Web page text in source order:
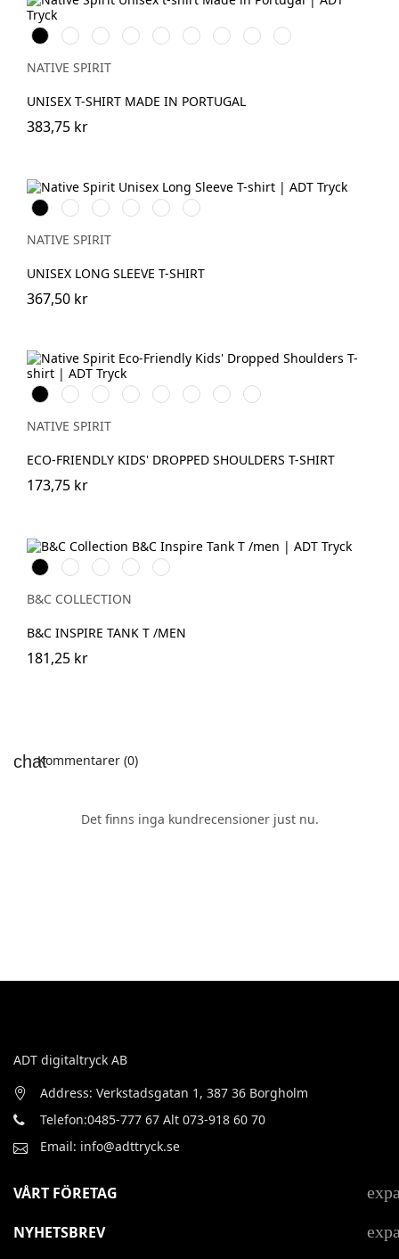
Svart Vit
Navy
Blue
Poppy
Red
Celadon
Green
Amethyst
Blue
Arctic
Blue
Sun
Yellow
Pomelo
NATIVE SPIRIT
UNISEX T-SHIRT MADE IN PORTUGAL
383,75 kr
Svart Vit
Dark
Cherry
Organic
Khaki
Navy
Blue
Dark
Camel
NATIVE SPIRIT
UNISEX LONG SLEEVE T-SHIRT
367,50 kr
Svart Vit Ivory Organic
Khaki
Peacock
Green
Wet
Sand
Navy
Blue
Antique
Rose
NATIVE SPIRIT
ECO-FRIENDLY KIDS' DROPPED SHOULDERS T-SHIRT
173,75 kr
Svart WhiteCobalt
Blue
Sport
Grey
Fire
Red
B&C COLLECTION
B&C INSPIRE TANK T /MEN
181,25 kr
Kommentarer (0)
Det finns inga kundrecensioner just nu.
ADT digitaltryck AB
Address: Verkstadsgatan 1, 387 36 Borgholm
Telefon:0485-777 67 Alt 073-918 60 70
Email: info@adttryck.se
VÅRT FÖRETAG
NYHETSBREV